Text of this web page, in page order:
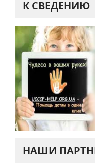
К СВЕДЕНИЮ
НАШИ